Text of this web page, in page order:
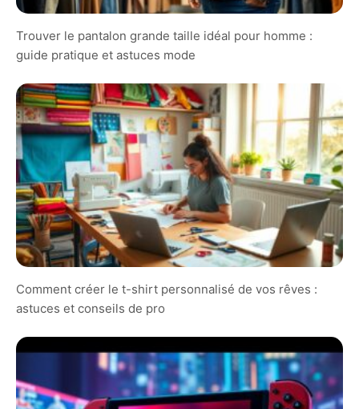
Trouver le pantalon grande taille idéal pour homme :
guide pratique et astuces mode
Comment créer le t-shirt personnalisé de vos rêves :
astuces et conseils de pro